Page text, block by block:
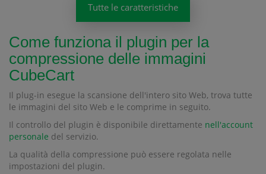
Tutte le caratteristiche
Come funziona il plugin per la
compressione delle immagini
CubeCart
Il plug-in esegue la scansione dell'intero sito Web, trova tutte
le immagini del sito Web e le comprime in seguito.
Il controllo del plugin è disponibile direttamente nell'account
personale del servizio.
La qualità della compressione può essere regolata nelle
impostazioni del plugin.